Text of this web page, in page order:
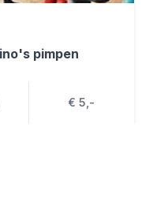
pimpen
€ 5,-